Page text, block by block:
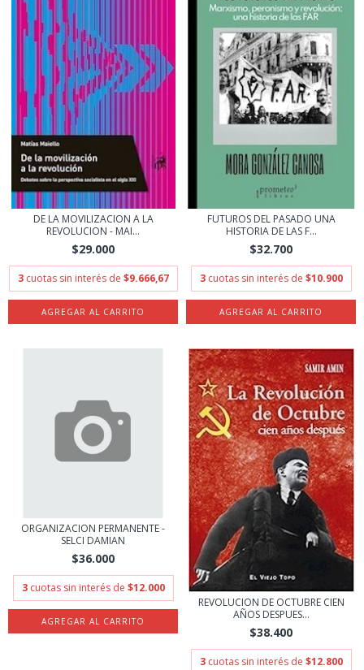
DE LA MOVILIZACION A LA
REVOLUCION - MAI...
$29.000
3 cuotas sin interés de $9.666,67
FUTUROS DEL PASADO UNA
HISTORIA DE LAS F...
$32.700
3 cuotas sin interés de $10.900
ORGANIZACION PERMANENTE -
SELCI DAMIAN
$36.000
3 cuotas sin interés de $12.000
REVOLUCION DE OCTUBRE CIEN
AÑOS DESPUES...
$38.400
3 cuotas sin interés de $12.800